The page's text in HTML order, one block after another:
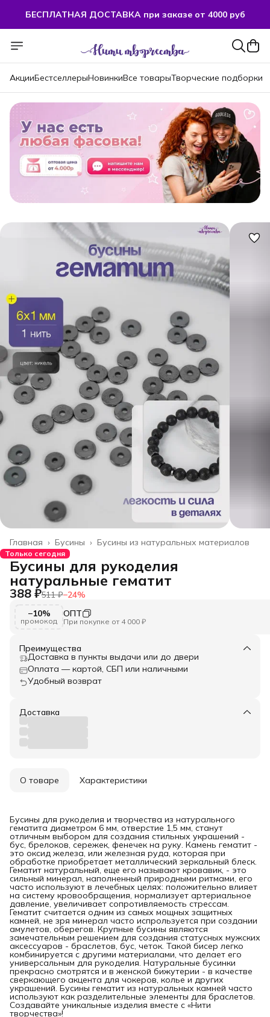
БЕСПЛАТНАЯ ДОСТАВКА при заказе от 4000 руб
АкцииБестселлерыНовинкиВсе товарыТворческие подборки
Бусины из натуральных материалов
Бусины ›
Главная ›
Только сегодня
Бусины для рукоделия
натуральные гематит
388 ₽511 ₽−24%
−10%
промокод
ОПТ
При покупке от 4 000 ₽
Преимущества
Доставка в пункты выдачи или до двери
Оплата — картой, СБП или наличными
Удобный возврат
Доставка
О товаре Характеристики
Бусины для рукоделия и творчества из натурального
гематита диаметром 6 мм, отверстие 1,5 мм, станут
отличным выбором для создания стильных украшений -
бус, брелоков, сережек, фенечек на руку. Камень гематит -
это оксид железа, или железная руда, которая при
обработке приобретает металлический зеркальный блеск.
Гематит натуральный, еще его называют кровавик, - это
сильный минерал, наполненный природными ритмами, его
часто используют в лечебных целях: положительно влияет
на систему кровообращения, нормализует артериальное
давление, увеличивает сопротивляемость стрессам.
Гематит считается одним из самых мощных защитных
камней, не зря минерал часто испрользуется при создании
амулетов, оберегов. Крупные бусины являются
замечательным решением для создания статусных мужских
аксессуаров - браслетов, бус, четок. Такой бисер легко
комбинируется с другими материалами, что делает его
универсальным для рукоделия. Натуральные бусинки
прекрасно смотрятся и в женской бижутерии - в качестве
сверкающего акцента для чокеров, колье и других
украшений. Бусины гематит из натуральных камней часто
используют как разделительные элементы для браслетов.
Создавайте уникальные изделия вместе с «Нити
творчества»!